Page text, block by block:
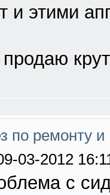
и этими
продаю
по ремонту
03-2012
с